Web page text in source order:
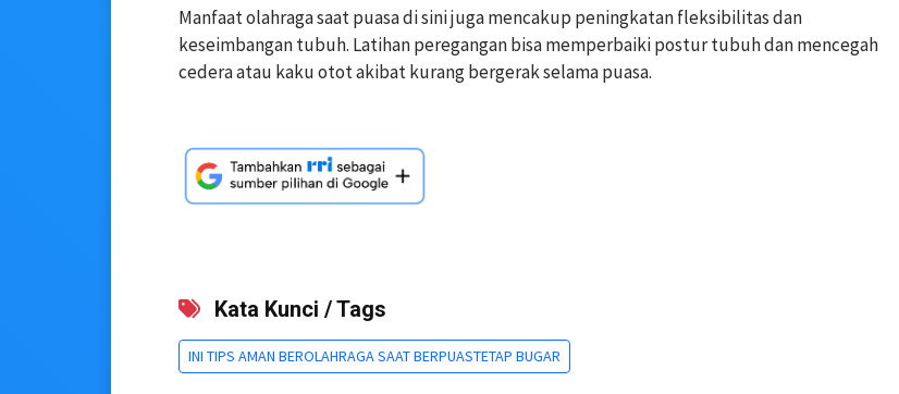
Manfaat olahraga saat puasa di sini juga mencakup peningkatan fleksibilitas dan
keseimbangan tubuh. Latihan peregangan bisa memperbaiki postur tubuh dan mencegah
cedera atau kaku otot akibat kurang bergerak selama puasa.
Kata Kunci / Tags
INI TIPS AMAN BEROLAHRAGA SAAT BERPUASTETAP BUGAR